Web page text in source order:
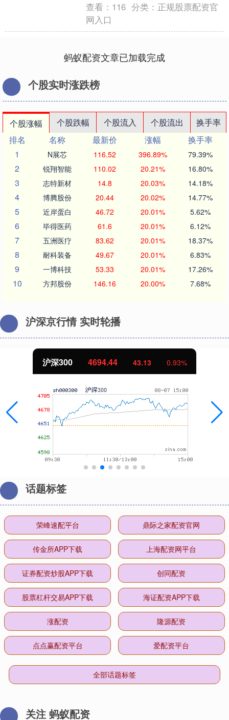
查看： 116 分类： 正规股票配资官
网入口
蚂蚁配资文章已加载完成
个股实时涨跌榜
个股涨幅 个股跌幅 个股流入 个股流出
换手率
排名
名称 最新价 涨幅
换手率
1
N展芯 116.52 396.89% 79.39%
2 锐翔智能 110.02 20.21% 16.80%
3 志特新材 14.8 20.03% 14.18%
4 博腾股份 20.44 20.02% 14.77%
5 近岸蛋白 46.72 20.01% 5.62%
6 毕得医药 61.6 20.01% 6.12%
7 五洲医疗 83.62 20.01% 18.37%
8 耐科装备 49.67 20.01% 6.83%
9 一博科技 53.33 20.01% 17.26%
10 方邦股份 146.16 20.00% 7.68%
沪深京行情 实时轮播
北证50 1134.24 11.37 1.01%
话题标签
荣峰速配平台 鼎际之家配资官网
传金所APP下载 上海配资网平台
证券配资炒股APP下载 创同配资
股票杠杆交易APP下载 海证配资APP下载
涨配资 隆源配资
点点赢配资平台 爱配资平台
全部话题标签
关注 蚂蚁配资